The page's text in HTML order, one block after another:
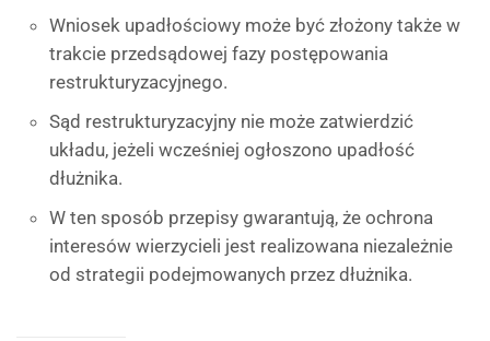
Wniosek upadłościowy może być złożony także w
trakcie przedsądowej fazy postępowania
restrukturyzacyjnego.
Sąd restrukturyzacyjny nie może zatwierdzić
układu, jeżeli wcześniej ogłoszono upadłość
dłużnika.
W ten sposób przepisy gwarantują, że ochrona
interesów wierzycieli jest realizowana niezależnie
od strategii podejmowanych przez dłużnika.